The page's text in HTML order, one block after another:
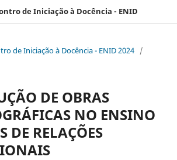
de Iniciação à Docência - ENID
de Iniciação à Docência - ENID 2024 /
DE OBRAS
NO ENSINO
DE RELAÇÕES